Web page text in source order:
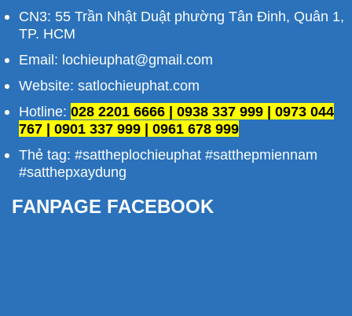
CN3: 55 Trần Nhật Duật phường Tân Đinh, Quân 1,
TP. HCM
Email: lochieuphat@gmail.com
Website: satlochieuphat.com
Hotline: 028 2201 6666 | 0938 337 999 | 0973 044
767 | 0901 337 999 | 0961 678 999
Thẻ tag: #sattheplochieuphat #satthepmiennam
#satthepxaydung
FANPAGE FACEBOOK